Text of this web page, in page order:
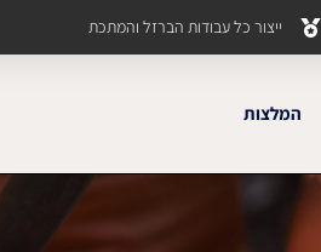
ייצור כל עבודות הברזל והמתכת
המלצות